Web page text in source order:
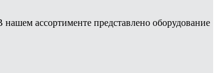
ассортименте представлено оборудование